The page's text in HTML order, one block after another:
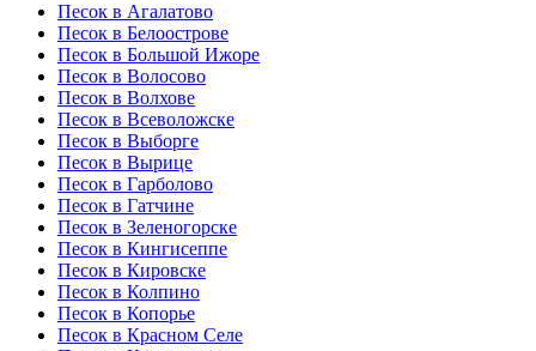
Песок в Агалатово
Песок в Белоострове
Песок в Большой Ижоре
Песок в Волосово
Песок в Волхове
Песок в Всеволожске
Песок в Выборге
Песок в Вырице
Песок в Гарболово
Песок в Гатчине
Песок в Зеленогорске
Песок в Кингисеппе
Песок в Кировске
Песок в Колпино
Песок в Копорье
Песок в Красном Селе